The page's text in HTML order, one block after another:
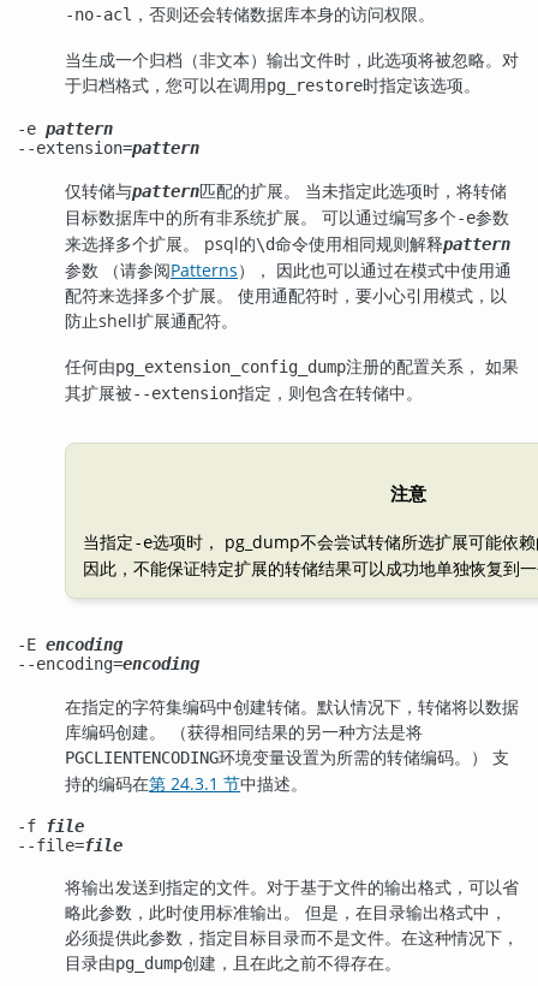
-no-acl ，否则还会转储数据库本身的访问权限。
当生成一个归档（非文本）输出文件时，此选项将被忽略。对
于归档格式，您可以在调用pg_restore时指定该选项。
-e pattern
--extension=pattern
仅转储与pattern匹配的扩展。 当未指定此选项时，将转储
目标数据库中的所有非系统扩展。 可以通过编写多个-e参数
来选择多个扩展。 psql的\d命令使用相同规则解释pattern
参数 （请参阅Patterns）， 因此也可以通过在模式中使用通
配符来选择多个扩展。 使用通配符时，要小心引用模式，以
防止shell扩展通配符。
任何由pg_extension_config_dump注册的配置关系， 如果
其扩展被--extension指定，则包含在转储中。
注意
当指定-e选项时， pg_dump不会尝试转储所选扩展可能依
因此，不能保证特定扩展的转储结果可以成功地单独恢复到
-E encoding
--encoding=encoding
在指定的字符集编码中创建转储。默认情况下，转储将以数据
库编码创建。 （获得相同结果的另一种方法是将
PGCLIENTENCODING环境变量设置为所需的转储编码。） 支
持的编码在第 24.3.1 节中描述。
-f file
--file=file
将输出发送到指定的文件。对于基于文件的输出格式，可以省
略此参数，此时使用标准输出。 但是，在目录输出格式中，
必须提供此参数，指定目标目录而不是文件。在这种情况下，
目录由pg_dump创建，且在此之前不得存在。